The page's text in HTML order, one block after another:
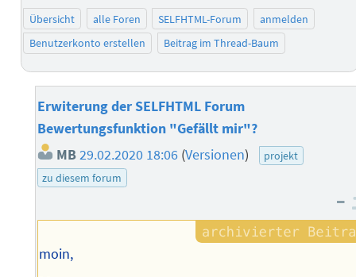
Übersicht alle Foren SELFHTML-Forum
anmelden
Benutzerkonto erstellen
Beitrag im Thread-Baum
Erwiterung der SELFHTML Forum
Bewertungsfunktion "Gefällt mir"?
MB29.02.2020 18:06 (Versionen)
projekt
zu diesem forum
–
moin,